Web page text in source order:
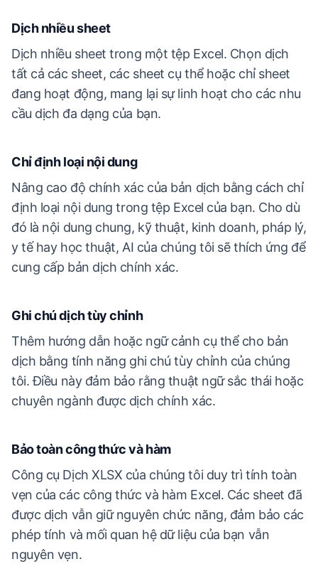
Dịch nhiều sheet
Dịch nhiều sheet trong một tệp Excel. Chọn dịch
tất cả các sheet, các sheet cụ thể hoặc chỉ sheet
đang hoạt động, mang lại sự linh hoạt cho các nhu
cầu dịch đa dạng của bạn.
Chỉ định loại nội dung
Nâng cao độ chính xác của bản dịch bằng cách chỉ
định loại nội dung trong tệp Excel của bạn. Cho dù
đó là nội dung chung, kỹ thuật, kinh doanh, pháp lý,
y tế hay học thuật, AI của chúng tôi sẽ thích ứng để
cung cấp bản dịch chính xác.
Ghi chú dịch tùy chỉnh
Thêm hướng dẫn hoặc ngữ cảnh cụ thể cho bản
dịch bằng tính năng ghi chú tùy chỉnh của chúng
tôi. Điều này đảm bảo rằng thuật ngữ sắc thái hoặc
chuyên ngành được dịch chính xác.
Bảo toàn công thức và hàm
Công cụ Dịch XLSX của chúng tôi duy trì tính toàn
vẹn của các công thức và hàm Excel. Các sheet đã
được dịch vẫn giữ nguyên chức năng, đảm bảo các
phép tính và mối quan hệ dữ liệu của bạn vẫn
nguyên vẹn.